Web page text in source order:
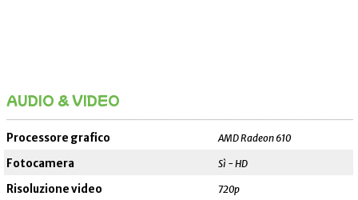
AUDIO & VIDEO
Processore grafico
AMD Radeon 610
Fotocamera Sì - HD
Risoluzione video 720p